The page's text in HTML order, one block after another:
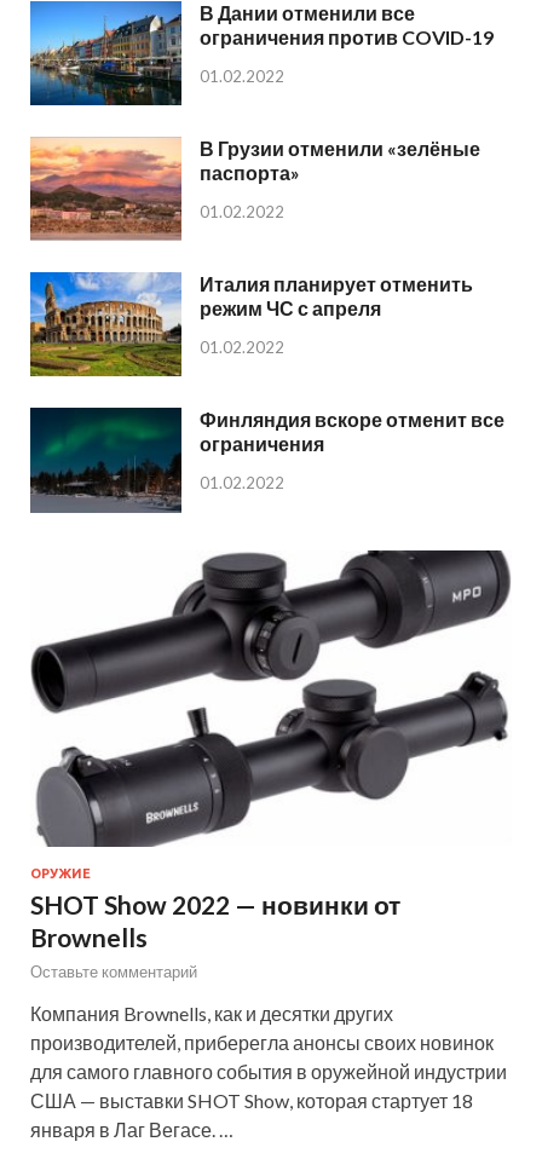
В Дании отменили все
ограничения против COVID-19
01.02.2022
В Грузии отменили «зелёные
паспорта»
01.02.2022
Италия планирует отменить
режим ЧС с апреля
01.02.2022
Финляндия вскоре отменит все
ограничения
01.02.2022
ОРУЖИЕ
SHOT Show 2022 — новинки от
Brownells
Оставьте комментарий
Компания Brownells, как и десятки других
производителей, приберегла анонсы своих новинок
для самого главного события в оружейной индустрии
США — выставки SHOT Show, которая стартует 18
января в Лаг Вегасе. …